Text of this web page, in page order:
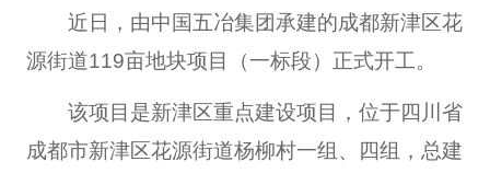
近日，由中国五冶集团承建的成都新津区花
源街道119亩地块项目（一标段）正式开工。
该项目是新津区重点建设项目，位于四川省
成都市新津区花源街道杨柳村一组、四组，总建